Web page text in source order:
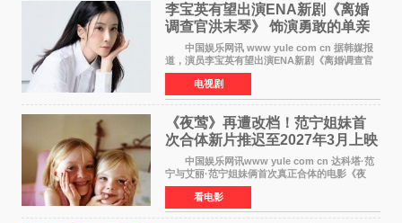
李宝英有望出演ENA新剧《离婚
调查官洪末琴》 饰演勇敢的单亲
妈妈家事调查官
中国娱乐网讯 www yule com cn 据韩媒报
道，演员李宝英有望出演ENA新剧《离婚调查官
洪末琴》女主角，引发观众期待。 李宝英在
剧中饰演家庭法院家事调查官洪末琴一角——即
使在极限状况
电视剧
《夜莺》再遭改档！范宁姐妹首
次合体新片推迟至2027年3月上映
中国娱乐网讯www yule com cn 达科塔·范
宁与艾丽·范宁姐妹俩首次真正合体的电影《夜
莺》再度改档，从原定的2027年2月12日推迟至
同年3月19日北美上映，片方希望借此利用春假档
期争取更多年轻
看电影